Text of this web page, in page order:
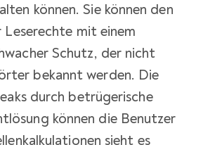
können. Sie können den
mit einem
Schutz, der nicht
bekannt werden. Die
durch betrügerische
können die Benutzer
sieht es